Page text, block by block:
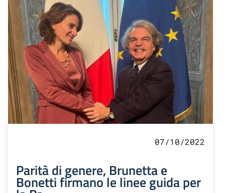
07/10/2022
Parità di genere, Brunetta e
Bonetti firmano le linee guida per